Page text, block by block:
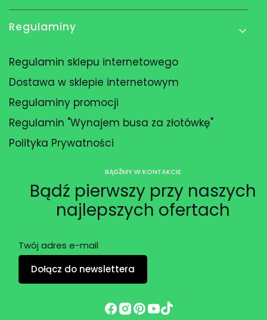
Regulaminy
Regulamin sklepu internetowego
Dostawa w sklepie internetowym
Regulaminy promocji
Regulamin "Wynajem busa za złotówkę"
Polityka Prywatności
BĄDŹMY W KONTAKCIE
Bądź pierwszy przy naszych
najlepszych ofertach
Twój adres e-mail
Dołącz do newslettera